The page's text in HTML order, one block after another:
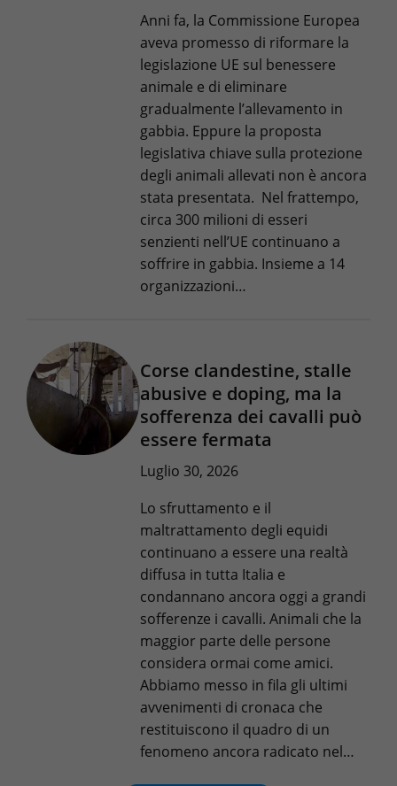
Anni fa, la Commissione Europea
aveva promesso di riformare la
legislazione UE sul benessere
animale e di eliminare
gradualmente l’allevamento in
gabbia. Eppure la proposta
legislativa chiave sulla protezione
degli animali allevati non è ancora
stata presentata. Nel frattempo,
circa 300 milioni di esseri
senzienti nell’UE continuano a
soffrire in gabbia. Insieme a 14
organizzazioni…
Corse clandestine, stalle
abusive e doping, ma la
sofferenza dei cavalli può
essere fermata
Luglio 30, 2026
Lo sfruttamento e il
maltrattamento degli equidi
continuano a essere una realtà
diffusa in tutta Italia e
condannano ancora oggi a grandi
sofferenze i cavalli. Animali che la
maggior parte delle persone
considera ormai come amici.
Abbiamo messo in fila gli ultimi
avvenimenti di cronaca che
restituiscono il quadro di un
fenomeno ancora radicato nel…